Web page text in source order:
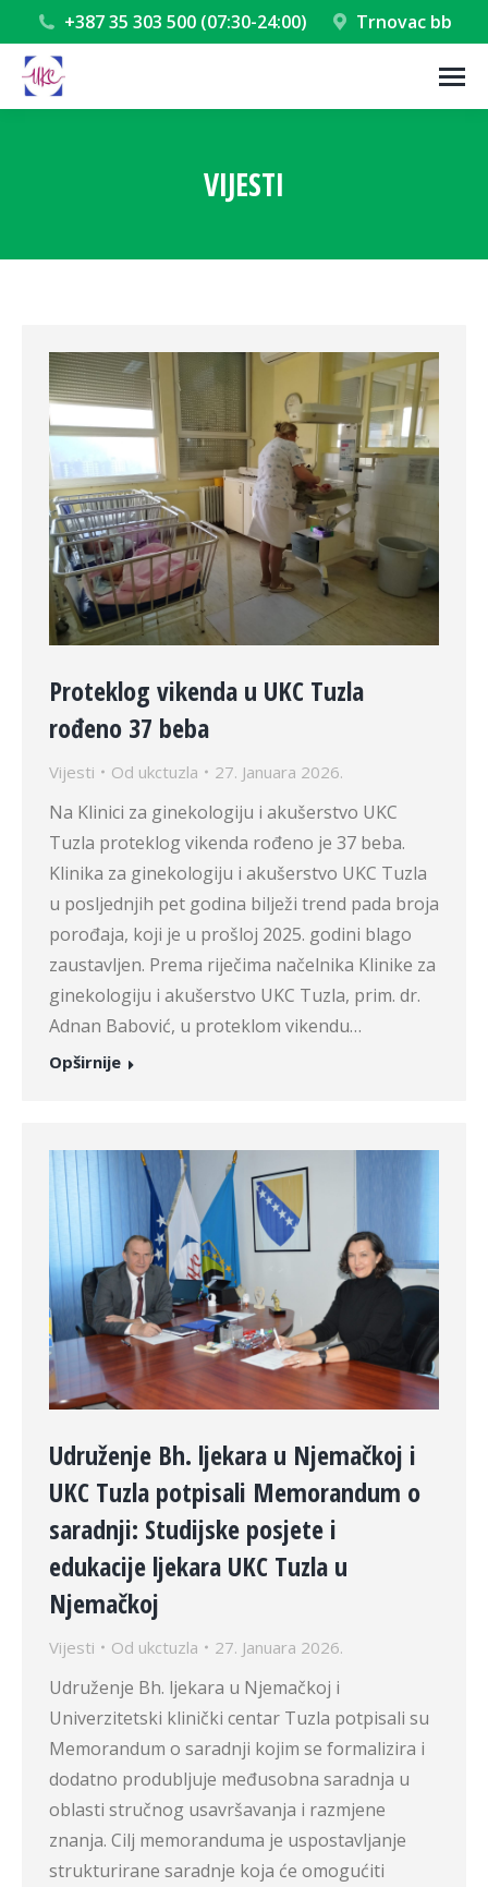
+387 35 303 500 (07:30-24:00) Trnovac bb
VIJESTI
Proteklog vikenda u UKC Tuzla
rođeno 37 beba
Vijesti Od ukctuzla 27. Januara 2026.
Na Klinici za ginekologiju i akušerstvo UKC
Tuzla proteklog vikenda rođeno je 37 beba.
Klinika za ginekologiju i akušerstvo UKC Tuzla
u posljednjih pet godina bilježi trend pada broja
porođaja, koji je u prošloj 2025. godini blago
zaustavljen. Prema riječima načelnika Klinike za
ginekologiju i akušerstvo UKC Tuzla, prim. dr.
Adnan Babović, u proteklom vikendu…
Opširnije
Udruženje Bh. ljekara u Njemačkoj i
UKC Tuzla potpisali Memorandum o
saradnji: Studijske posjete i
edukacije ljekara UKC Tuzla u
Njemačkoj
Vijesti Od ukctuzla 27. Januara 2026.
Udruženje Bh. ljekara u Njemačkoj i
Univerzitetski klinički centar Tuzla potpisali su
Memorandum o saradnji kojim se formalizira i
dodatno produbljuje međusobna saradnja u
oblasti stručnog usavršavanja i razmjene
znanja. Cilj memoranduma je uspostavljanje
strukturirane saradnje koja će omogućiti